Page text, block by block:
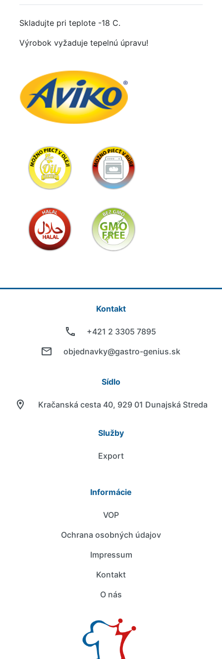
Skladujte pri teplote -18 C.
Výrobok vyžaduje tepelnú úpravu!
Kontakt
+421 2 3305 7895
objednavky@gastro-genius.sk
Sídlo
Kračanská cesta 40, 929 01 Dunajská Streda
Služby
Export
Informácie
VOP
Ochrana osobných údajov
Impressum
Kontakt
O nás